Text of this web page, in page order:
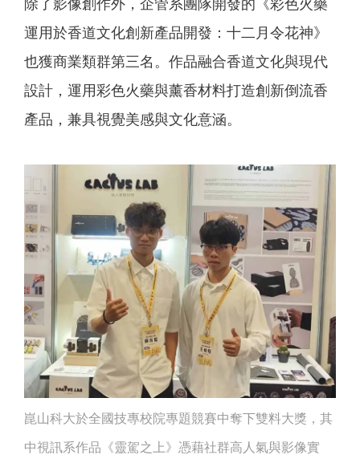
除了影像創作外，企管系團隊開發的《彩色火藥
運用於香道文化創新產品開發：十二月令花神》
也獲商業類群第三名。作品融合香道文化與現代
設計，運用彩色火藥與薰香材料打造創新倒流香
產品，兼具視覺美感與文化意涵。
崑山科大於全國技專校院專題競賽中奪下雙料大獎，其
中視訊系作品《靈駕之上》憑藉社群高人氣與影像實